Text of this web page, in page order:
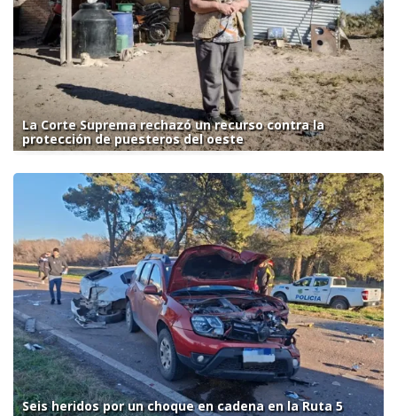
La Corte Suprema rechazó un recurso contra la
protección de puesteros del oeste
Seis heridos por un choque en cadena en la Ruta 5